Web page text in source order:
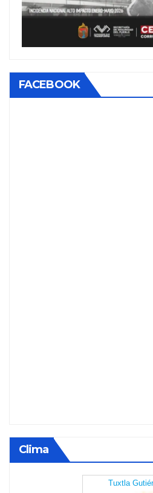
FACEBOOK
Clima